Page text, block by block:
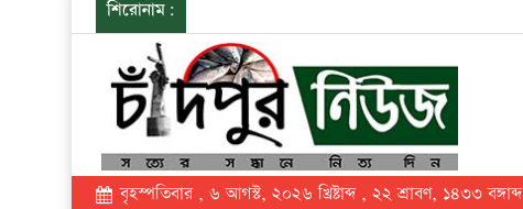
শিরোনাম:
বৃহস্পতিবার , ৬ আগস্ট, ২০২৬ খ্রিষ্টাব্দ , ২২ শ্রাবণ, ১৪৩৩ বঙ্গাব্দ